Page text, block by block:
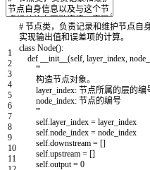
1
2
3
4
5
6
7
8
9
10
11
# 节点类，负责记录和维护节点自
实现输出值和误差项的计算。
class Node():
def
__init__ (self, layer_index,
'''
构造节点对象。
layer_index: 节点所属的层的编
node_index: 节点的编号
'''
self.layer_index = layer_index
self.node_index = node_index
self.downstream = []
self.upstream = []
self.output = 0